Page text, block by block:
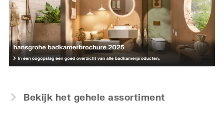
Bekijk het gehele assortiment